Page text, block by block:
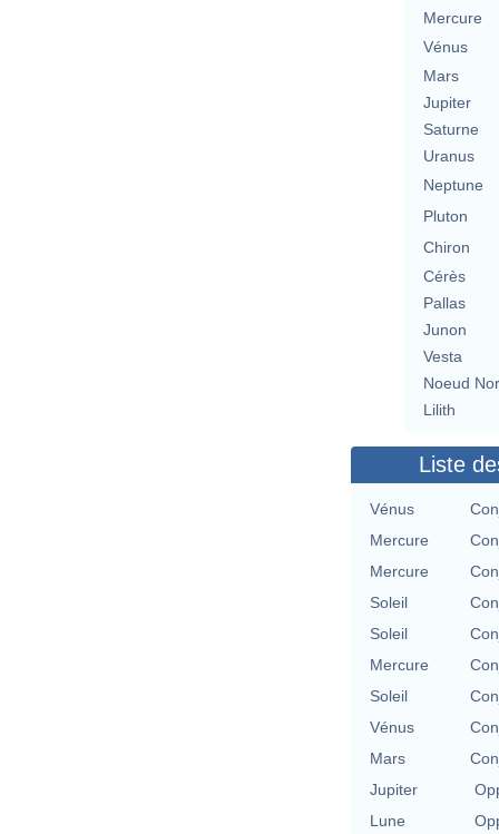
Mercure
Vénus
Mars
Jupiter
Saturne
Uranus
Neptune
Pluton
Chiron
Cérès
Pallas
Junon
Vesta
Noeud
Lilith
Liste
Vénus
Mercure
Mercure
Soleil
Soleil
Mercure
Soleil
Vénus
Mars
Jupiter
Lune